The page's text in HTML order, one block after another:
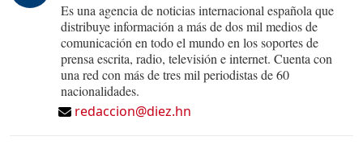
Es una agencia de noticias internacional española que
distribuye información a más de dos mil medios de
comunicación en todo el mundo en los soportes de
prensa escrita, radio, televisión e internet. Cuenta con
una red con más de tres mil periodistas de 60
nacionalidades.
redaccion@diez.hn